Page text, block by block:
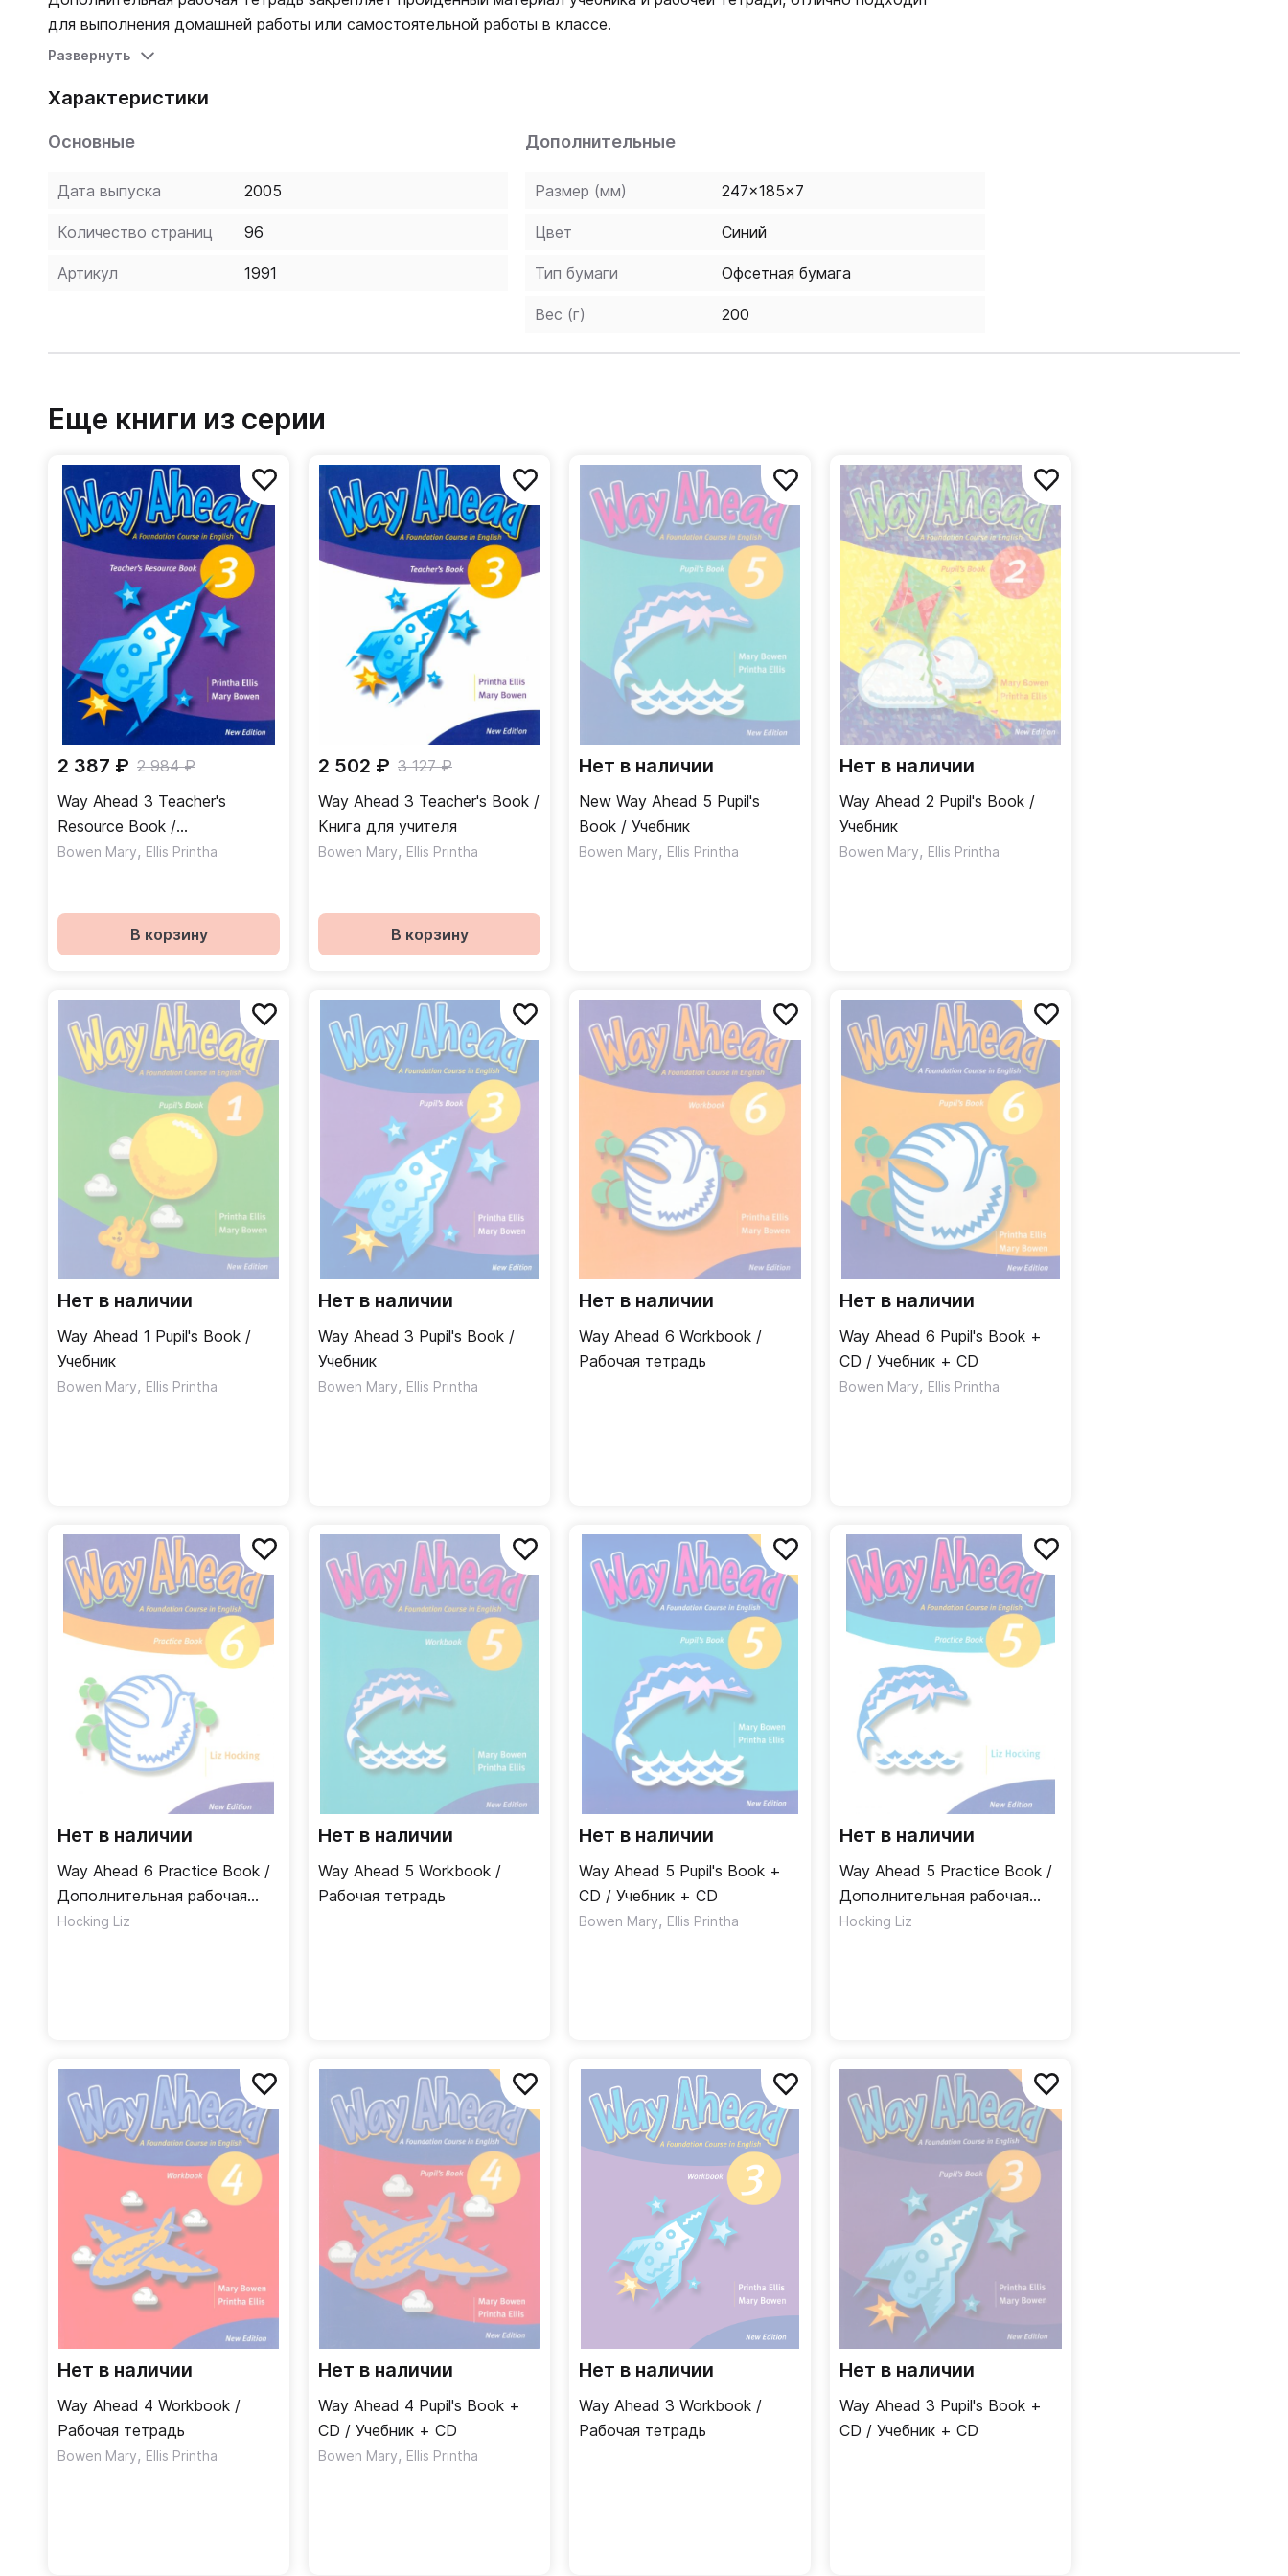
для выполнения домашней работы или самостоятельной работы в классе.
Развернуть
Характеристики
Основные
Дата выпуска 2005
Количество страниц 96
Артикул 1991
Дополнительные
Размер (мм) 247x185x7
Цвет Синий
Тип бумаги Офсетная бумага
Вес (г) 200
Еще книги из серии
2 387 ₽ 2 984 ₽
Way Ahead 3 Teacher's
Resource Book /
Дополнительные материалы
Bowen Mary, Ellis Printha
В корзину
2 502 ₽ 3 127 ₽
Way Ahead 3 Teacher's Book /
Книга для учителя
Bowen Mary, Ellis Printha
В корзину
Нет в наличии
New Way Ahead 5 Pupil's
Book / Учебник
Bowen Mary, Ellis Printha
Нет в наличии
Way Ahead 2 Pupil's Book /
Учебник
Bowen Mary, Ellis Printha
Нет в наличии
Way Ahead 1 Pupil's Book /
Учебник
Bowen Mary, Ellis Printha
Нет в наличии
Way Ahead 3 Pupil's Book /
Учебник
Bowen Mary, Ellis Printha
Нет в наличии
Way Ahead 6 Workbook /
Рабочая тетрадь
Нет в наличии
Way Ahead 6 Pupil's Book +
CD / Учебник + CD
Bowen Mary, Ellis Printha
Нет в наличии
Way Ahead 6 Practice Book /
Дополнительная рабочая
тетрадь
Hocking Liz
Нет в наличии
Way Ahead 5 Workbook /
Рабочая тетрадь
Нет в наличии
Way Ahead 5 Pupil's Book +
CD / Учебник + CD
Bowen Mary, Ellis Printha
Нет в наличии
Way Ahead 5 Practice Book /
Дополнительная рабочая
тетрадь
Hocking Liz
Нет в наличии
Way Ahead 4 Workbook /
Рабочая тетрадь
Bowen Mary, Ellis Printha
Нет в наличии
Way Ahead 4 Pupil's Book +
CD / Учебник + CD
Bowen Mary, Ellis Printha
Нет в наличии
Way Ahead 3 Workbook /
Рабочая тетрадь
Нет в наличии
Way Ahead 3 Pupil's Book +
CD / Учебник + CD